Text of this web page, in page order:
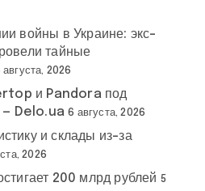
войны в Украине: экс-
тайные
августа, 2026
и Pandora под
— Delo.ua 6 августа, 2026
и склады из-за
2026
200 млрд рублей 5